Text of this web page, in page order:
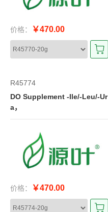
价格： ￥470.00
R45774
DO Supplement -Ile/-Leu/-Ur
a，
价格： ￥470.00